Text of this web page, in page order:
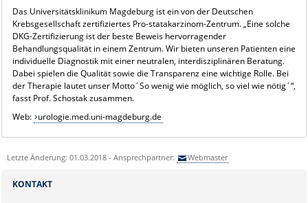
Das Universitätsklinikum Magdeburg ist ein von der Deutschen
Krebsgesellschaft zertifiziertes Pro-statakarzinom-Zentrum. „Eine solche
DKG-Zertifizierung ist der beste Beweis hervorragender
Behandlungsqualität in einem Zentrum. Wir bieten unseren Patienten eine
individuelle Diagnostik mit einer neutralen, interdisziplinären Beratung.
Dabei spielen die Qualität sowie die Transparenz eine wichtige Rolle. Bei
der Therapie lautet unser Motto´So wenig wie möglich, so viel wie nötig´“,
fasst Prof. Schostak zusammen.
Web: urologie.med.uni-magdeburg.de
Letzte Änderung: 01.03.2018 - Ansprechpartner: Webmaster
KONTAKT